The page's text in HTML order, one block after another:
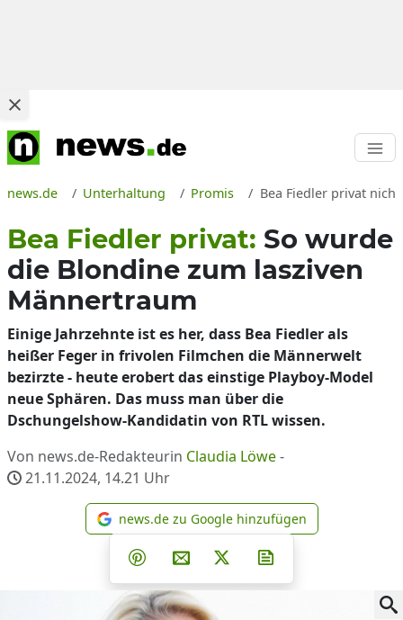
news.de Unterhaltung Promis Bea Fiedler privat
Bea Fiedler privat: So wurde
die Blondine zum lasziven
Männertraum
Einige Jahrzehnte ist es her, dass Bea Fiedler als
heißer Feger in frivolen Filmchen die Männerwelt
bezirzte - heute erobert das einstige Playboy-Model
neue Sphären. Das muss man über die
Dschungelshow-Kandidatin von RTL wissen.
Von news.de-Redakteurin Claudia Löwe-
21.11.2024, 14.21 Uhr
news.de zu Google
news.de zu Google hinzufügen
Teilen auf Facebook
Teilen auf Whatsapp
Teilen auf Telegram
Teilen auf Pinterest
Per E-Mail teilen
Post auf X